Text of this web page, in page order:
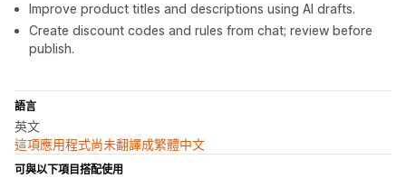
Improve product titles and descriptions using AI drafts.
Create discount codes and rules from chat; review before
publish.
語言
英文
這項應用程式尚未翻譯成繁體中文
可與以下項目搭配使用